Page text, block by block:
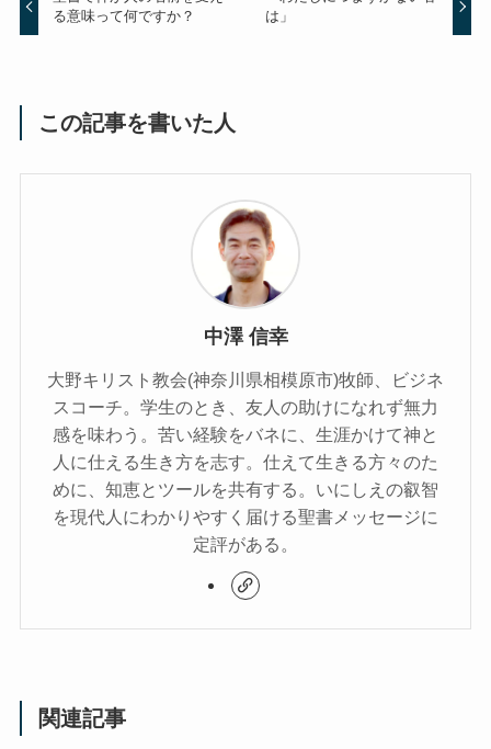
る意味って何ですか？
は」
この記事を書いた人
中澤 信幸
大野キリスト教会(神奈川県相模原市)牧師、ビジネ
スコーチ。学生のとき、友人の助けになれず無力
感を味わう。苦い経験をバネに、生涯かけて神と
人に仕える生き方を志す。仕えて生きる方々のた
めに、知恵とツールを共有する。いにしえの叡智
を現代人にわかりやすく届ける聖書メッセージに
定評がある。
関連記事